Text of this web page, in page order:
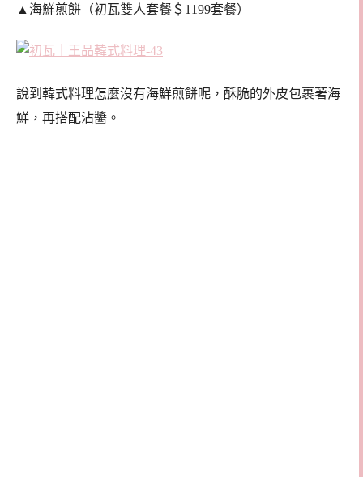
▲海鮮煎餅（初瓦雙人套餐＄1199套餐）
說到韓式料理怎麼沒有海鮮煎餅呢，酥脆的外皮包裹著海
鮮，再搭配沾醬。